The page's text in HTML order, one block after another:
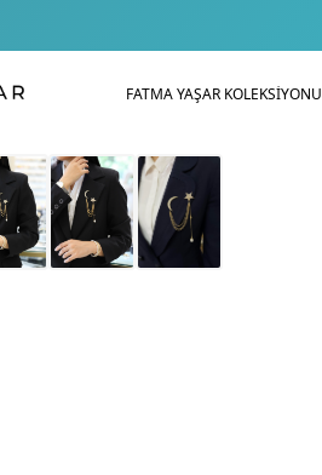
FATMA YAŞAR KOLEKSİYONU